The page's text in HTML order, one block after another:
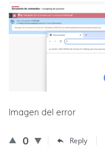
Imagen del error
0 Reply